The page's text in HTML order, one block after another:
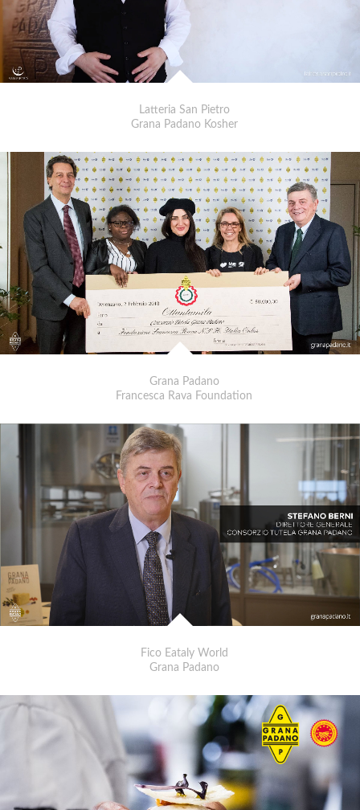
Latteria San Pietro
Grana Padano Kosher
Grana Padano
Francesca Rava Foundation
Fico Eataly World
Grana Padano